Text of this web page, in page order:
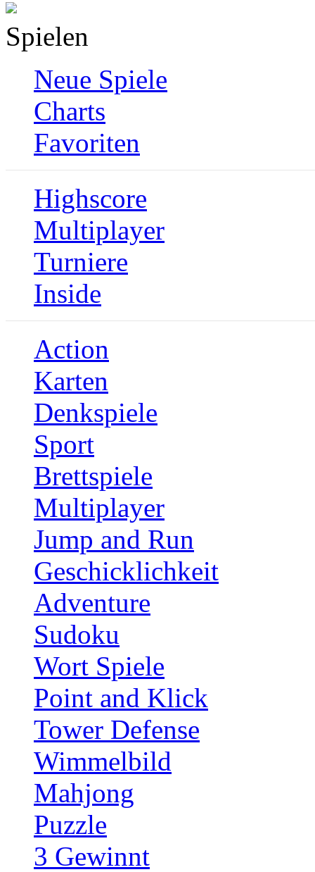
Spielen
Neue Spiele
Charts
Favoriten
Highscore
Multiplayer
Turniere
Inside
Action
Karten
Denkspiele
Sport
Brettspiele
Multiplayer
Jump and Run
Geschicklichkeit
Adventure
Sudoku
Wort Spiele
Point and Klick
Tower Defense
Wimmelbild
Mahjong
Puzzle
3 Gewinnt